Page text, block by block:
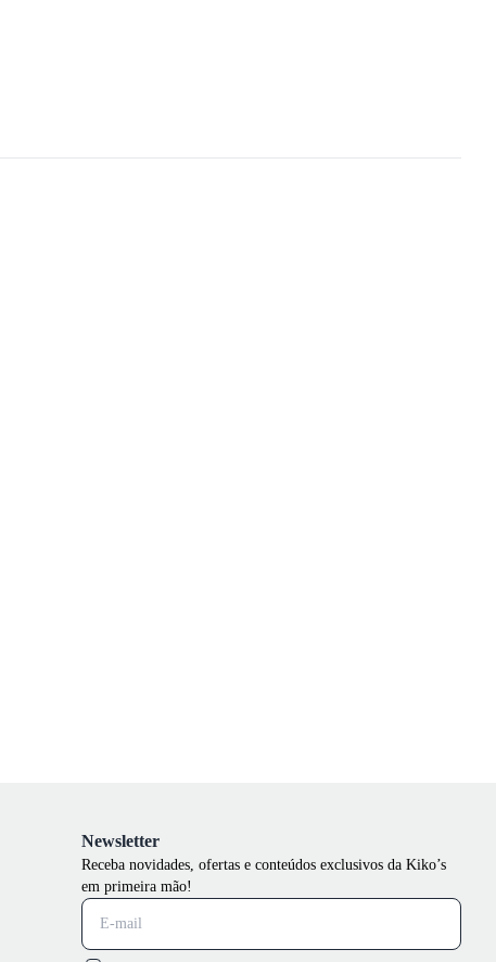
Newsletter
Receba novidades, ofertas e conteúdos exclusivos da Kiko’s
em primeira mão!